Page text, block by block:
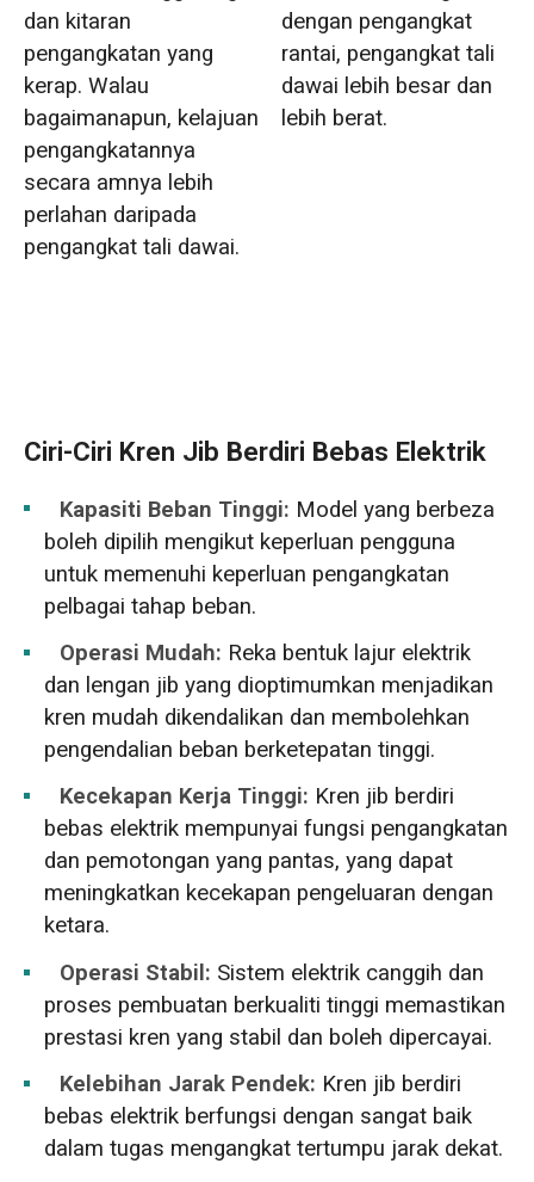
dan kitaran
pengangkatan yang
kerap. Walau
bagaimanapun, kelajuan
pengangkatannya
secara amnya lebih
perlahan daripada
pengangkat tali dawai.
dengan pengangkat
rantai, pengangkat tali
dawai lebih besar dan
lebih berat.
Ciri-Ciri Kren Jib Berdiri Bebas Elektrik
Kapasiti Beban Tinggi: Model yang berbeza
boleh dipilih mengikut keperluan pengguna
untuk memenuhi keperluan pengangkatan
pelbagai tahap beban.
Operasi Mudah: Reka bentuk lajur elektrik
dan lengan jib yang dioptimumkan menjadikan
kren mudah dikendalikan dan membolehkan
pengendalian beban berketepatan tinggi.
Kecekapan Kerja Tinggi: Kren jib berdiri
bebas elektrik mempunyai fungsi pengangkatan
dan pemotongan yang pantas, yang dapat
meningkatkan kecekapan pengeluaran dengan
ketara.
Operasi Stabil: Sistem elektrik canggih dan
proses pembuatan berkualiti tinggi memastikan
prestasi kren yang stabil dan boleh dipercayai.
Kelebihan Jarak Pendek: Kren jib berdiri
bebas elektrik berfungsi dengan sangat baik
dalam tugas mengangkat tertumpu jarak dekat.